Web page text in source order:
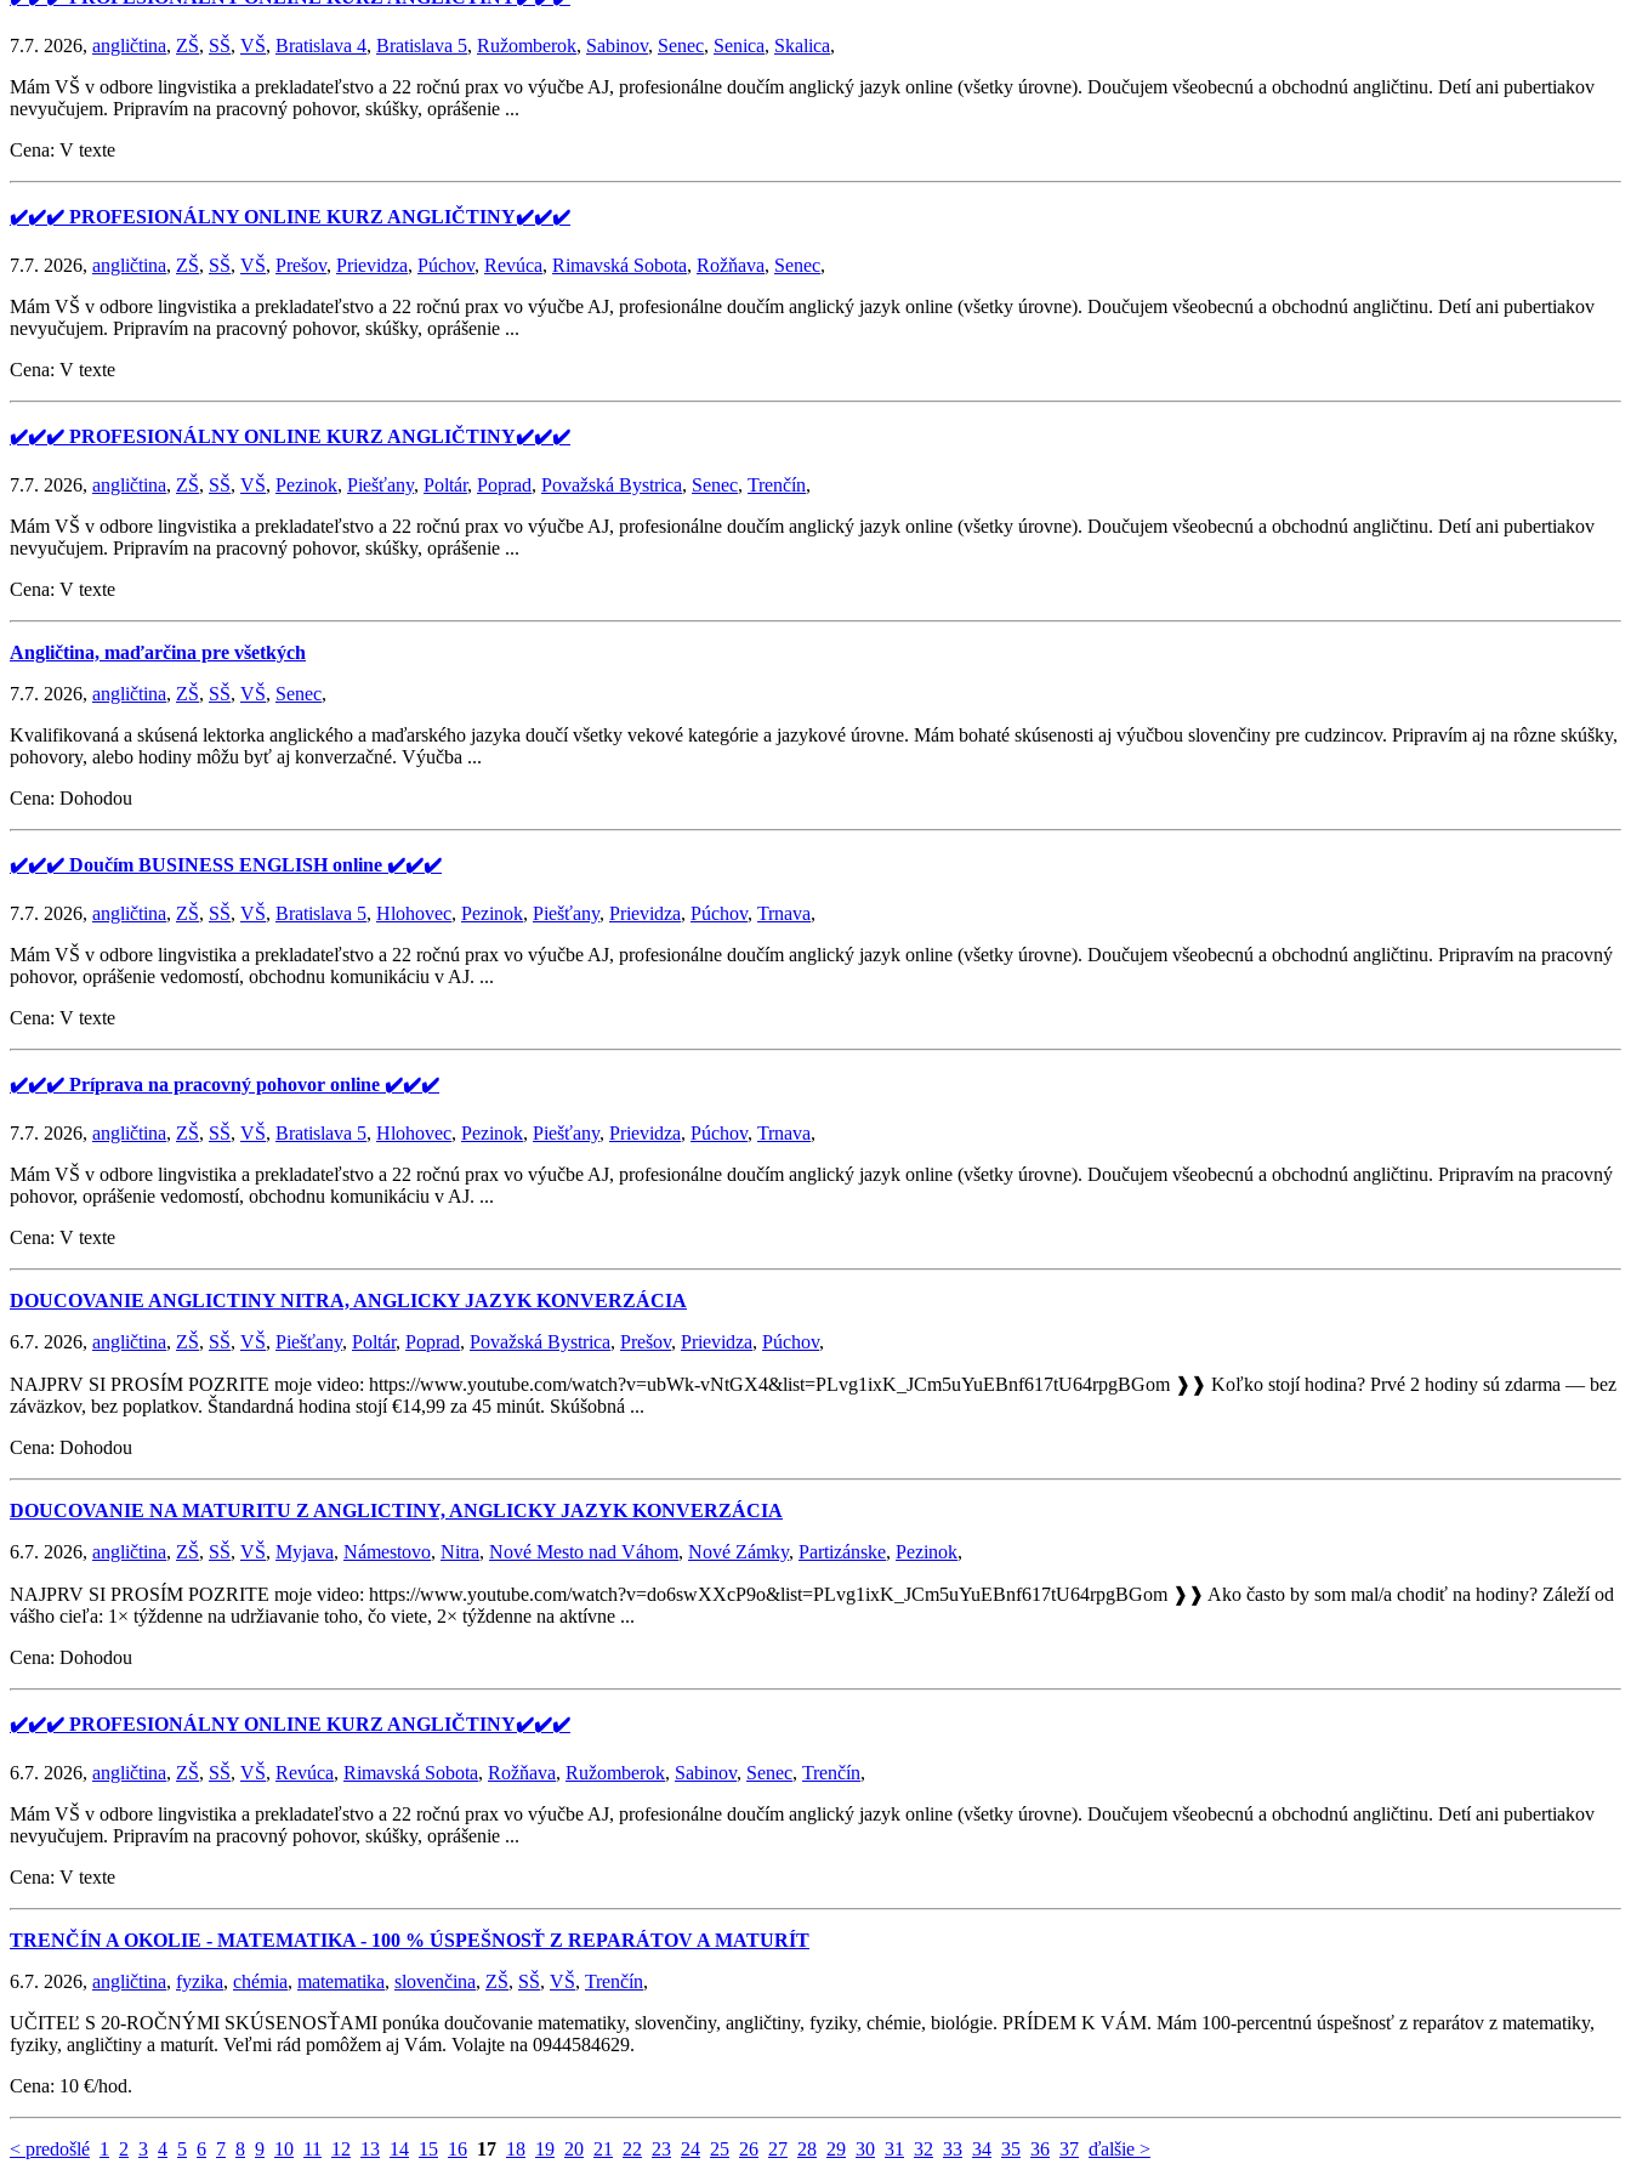
7.7. 2026, angličtina, ZŠ, SŠ, VŠ, Bratislava 4, Bratislava 5, Ružomberok, Sabinov, Senec, Senica, Skalica,
Mám VŠ v odbore lingvistika a prekladateľstvo a 22 ročnú prax vo výučbe AJ, profesionálne doučím anglický jazyk online (všetky úrovne). Doučujem všeobecnú a obchodnú angličtinu. Detí ani pubertiakov
nevyučujem. Pripravím na pracovný pohovor, skúšky, oprášenie ...
Cena: V texte
✔️✔️✔️ PROFESIONÁLNY ONLINE KURZ ANGLIČTINY✔️✔️✔️
7.7. 2026, angličtina, ZŠ, SŠ, VŠ, Prešov, Prievidza, Púchov, Revúca, Rimavská Sobota, Rožňava, Senec,
Mám VŠ v odbore lingvistika a prekladateľstvo a 22 ročnú prax vo výučbe AJ, profesionálne doučím anglický jazyk online (všetky úrovne). Doučujem všeobecnú a obchodnú angličtinu. Detí ani pubertiakov
nevyučujem. Pripravím na pracovný pohovor, skúšky, oprášenie ...
Cena: V texte
✔️✔️✔️ PROFESIONÁLNY ONLINE KURZ ANGLIČTINY✔️✔️✔️
7.7. 2026, angličtina, ZŠ, SŠ, VŠ, Pezinok, Piešťany, Poltár, Poprad, Považská Bystrica, Senec, Trenčín,
Mám VŠ v odbore lingvistika a prekladateľstvo a 22 ročnú prax vo výučbe AJ, profesionálne doučím anglický jazyk online (všetky úrovne). Doučujem všeobecnú a obchodnú angličtinu. Detí ani pubertiakov
nevyučujem. Pripravím na pracovný pohovor, skúšky, oprášenie ...
Cena: V texte
Angličtina, maďarčina pre všetkých
7.7. 2026, angličtina, ZŠ, SŠ, VŠ, Senec,
Kvalifikovaná a skúsená lektorka anglického a maďarského jazyka doučí všetky vekové kategórie a jazykové úrovne. Mám bohaté skúsenosti aj výučbou slovenčiny pre cudzincov. Pripravím aj na rôzne skúšky,
pohovory, alebo hodiny môžu byť aj konverzačné. Výučba ...
Cena: Dohodou
✔️✔️✔️ Doučím BUSINESS ENGLISH online ✔️✔️✔️
7.7. 2026, angličtina, ZŠ, SŠ, VŠ, Bratislava 5, Hlohovec, Pezinok, Piešťany, Prievidza, Púchov, Trnava,
Mám VŠ v odbore lingvistika a prekladateľstvo a 22 ročnú prax vo výučbe AJ, profesionálne doučím anglický jazyk online (všetky úrovne). Doučujem všeobecnú a obchodnú angličtinu. Pripravím na pracovný
pohovor, oprášenie vedomostí, obchodnu komunikáciu v AJ. ...
Cena: V texte
✔️✔️✔️ Príprava na pracovný pohovor online ✔️✔️✔️
7.7. 2026, angličtina, ZŠ, SŠ, VŠ, Bratislava 5, Hlohovec, Pezinok, Piešťany, Prievidza, Púchov, Trnava,
Mám VŠ v odbore lingvistika a prekladateľstvo a 22 ročnú prax vo výučbe AJ, profesionálne doučím anglický jazyk online (všetky úrovne). Doučujem všeobecnú a obchodnú angličtinu. Pripravím na pracovný
pohovor, oprášenie vedomostí, obchodnu komunikáciu v AJ. ...
Cena: V texte
DOUCOVANIE ANGLICTINY NITRA, ANGLICKY JAZYK KONVERZÁCIA
6.7. 2026, angličtina, ZŠ, SŠ, VŠ, Piešťany, Poltár, Poprad, Považská Bystrica, Prešov, Prievidza, Púchov,
NAJPRV SI PROSÍM POZRITE moje video: https://www.youtube.com/watch?v=ubWk-vNtGX4&list=PLvg1ixK_JCm5uYuEBnf617tU64rpgBGom ❱❱ Koľko stojí hodina? Prvé 2 hodiny sú zdarma — bez
záväzkov, bez poplatkov. Štandardná hodina stojí €14,99 za 45 minút. Skúšobná ...
Cena: Dohodou
DOUCOVANIE NA MATURITU Z ANGLICTINY, ANGLICKY JAZYK KONVERZÁCIA
6.7. 2026, angličtina, ZŠ, SŠ, VŠ, Myjava, Námestovo, Nitra, Nové Mesto nad Váhom, Nové Zámky, Partizánske, Pezinok,
NAJPRV SI PROSÍM POZRITE moje video: https://www.youtube.com/watch?v=do6swXXcP9o&list=PLvg1ixK_JCm5uYuEBnf617tU64rpgBGom ❱❱ Ako často by som mal/a chodiť na hodiny? Záleží od
vášho cieľa: 1× týždenne na udržiavanie toho, čo viete, 2× týždenne na aktívne ...
Cena: Dohodou
✔️✔️✔️ PROFESIONÁLNY ONLINE KURZ ANGLIČTINY✔️✔️✔️
6.7. 2026, angličtina, ZŠ, SŠ, VŠ, Revúca, Rimavská Sobota, Rožňava, Ružomberok, Sabinov, Senec, Trenčín,
Mám VŠ v odbore lingvistika a prekladateľstvo a 22 ročnú prax vo výučbe AJ, profesionálne doučím anglický jazyk online (všetky úrovne). Doučujem všeobecnú a obchodnú angličtinu. Detí ani pubertiakov
nevyučujem. Pripravím na pracovný pohovor, skúšky, oprášenie ...
Cena: V texte
TRENČÍN A OKOLIE - MATEMATIKA - 100 % ÚSPEŠNOSŤ Z REPARÁTOV A MATURÍT
6.7. 2026, angličtina, fyzika, chémia, matematika, slovenčina, ZŠ, SŠ, VŠ, Trenčín,
UČITEĽ S 20-ROČNÝMI SKÚSENOSŤAMI ponúka doučovanie matematiky, slovenčiny, angličtiny, fyziky, chémie, biológie. PRÍDEM K VÁM. Mám 100-percentnú úspešnosť z reparátov z matematiky,
fyziky, angličtiny a maturít. Veľmi rád pomôžem aj Vám. Volajte na 0944584629.
Cena: 10 €/hod.
< predošlé 1 2 3 4 5 6 7 8 9 10 11 12 13 14 15 16 17 18 19 20 21 22 23 24 25 26 27 28 29 30 31 32 33 34 35 36 37 ďalšie >